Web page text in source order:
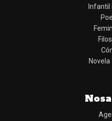
Infantil